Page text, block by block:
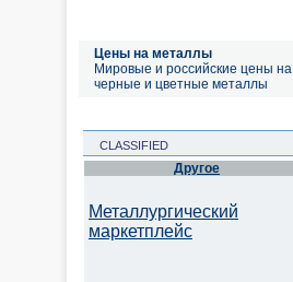
Цены на металлы
Мировые и российские цены на
черные и цветные металлы
CLASSIFIED
Другое
Металлургический
маркетплейс